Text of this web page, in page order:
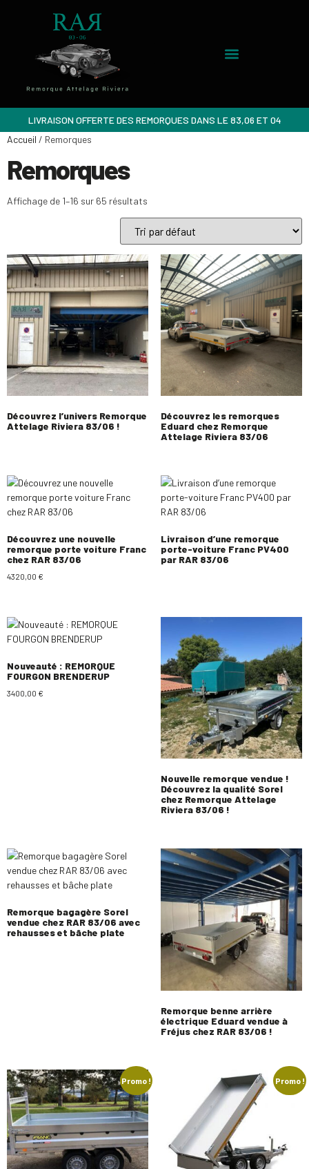
LIVRAISON OFFERTE DES REMORQUES DANS LE 83,06 ET 04
Accueil / Remorques
Remorques
Affichage de 1–16 sur 65 résultats
Découvrez l’univers Remorque
Attelage Riviera 83/06 !
Découvrez les remorques
Eduard chez Remorque
Attelage Riviera 83/06
Découvrez une nouvelle
remorque porte voiture Franc
chez RAR 83/06
4320,00 €
Livraison d’une remorque
porte-voiture Franc PV400
par RAR 83/06
Nouveauté : REMORQUE
FOURGON BRENDERUP
3400,00 €
Nouvelle remorque vendue !
Découvrez la qualité Sorel
chez Remorque Attelage
Riviera 83/06 !
Remorque bagagère Sorel
vendue chez RAR 83/06 avec
rehausses et bâche plate
Remorque benne arrière
électrique Eduard vendue à
Fréjus chez RAR 83/06 !
Promo ! Promo !